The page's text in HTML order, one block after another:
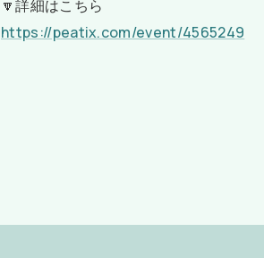
🔽詳細はこちら
https://peatix.com/event/4565249